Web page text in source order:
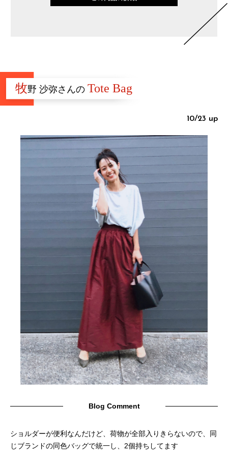
牧野 沙弥さんの Tote Bag
10/23 up
Blog Comment
ショルダーが便利なんだけど、荷物が全部入りきらないので、同
じブランドの同色バッグで統一し、2個持ちしてます